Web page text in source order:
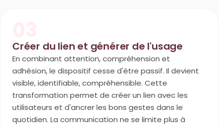
Créer du lien et générer de l'usage
En combinant attention, compréhension et
adhésion, le dispositif cesse d'être passif. Il devient
visible, identifiable, compréhensible. Cette
transformation permet de créer un lien avec les
utilisateurs et d'ancrer les bons gestes dans le
quotidien. La communication ne se limite plus à